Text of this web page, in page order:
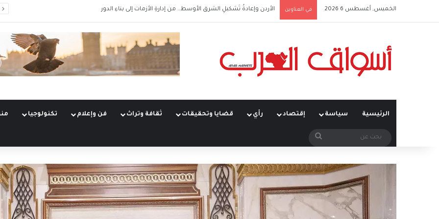
الخميس, أغسطس 6 2026 في العناوين الأردن وإعادةُ تَشكيلِ الشرق الأوسط… من إدارةِ الأزمات إلى بناءِ الدور
الرئيسية سياسة إقتصاد رأي قضايا وتحقيقات ثقافة وتراث فن وإعلام تكنولوجيا
بحث